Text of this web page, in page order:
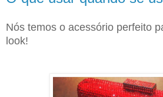
Nós temos o acessório perfeito
look!